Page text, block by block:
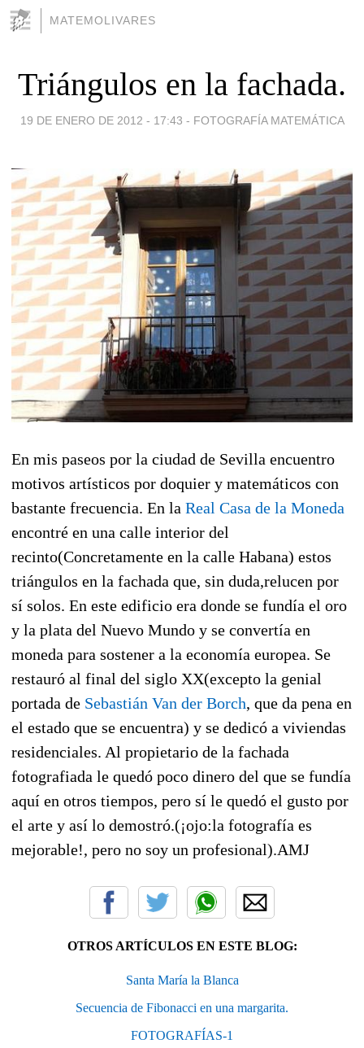
MATEMOLIVARES
Triángulos en la fachada.
19 DE ENERO DE 2012 - 17:43 - FOTOGRAFÍA MATEMÁTICA
En mis paseos por la ciudad de Sevilla encuentro
motivos artísticos por doquier y matemáticos con
bastante frecuencia. En la Real Casa de la Moneda
encontré en una calle interior del
recinto(Concretamente en la calle Habana) estos
triángulos en la fachada que, sin duda,relucen por
sí solos. En este edificio era donde se fundía el oro
y la plata del Nuevo Mundo y se convertía en
moneda para sostener a la economía europea. Se
restauró al final del siglo XX(excepto la genial
portada de Sebastián Van der Borch, que da pena en
el estado que se encuentra) y se dedicó a viviendas
residenciales. Al propietario de la fachada
fotografiada le quedó poco dinero del que se fundía
aquí en otros tiempos, pero sí le quedó el gusto por
el arte y así lo demostró.(¡ojo:la fotografía es
mejorable!, pero no soy un profesional).AMJ
OTROS ARTÍCULOS EN ESTE BLOG:
Santa María la Blanca
Secuencia de Fibonacci en una margarita.
FOTOGRAFÍAS-1